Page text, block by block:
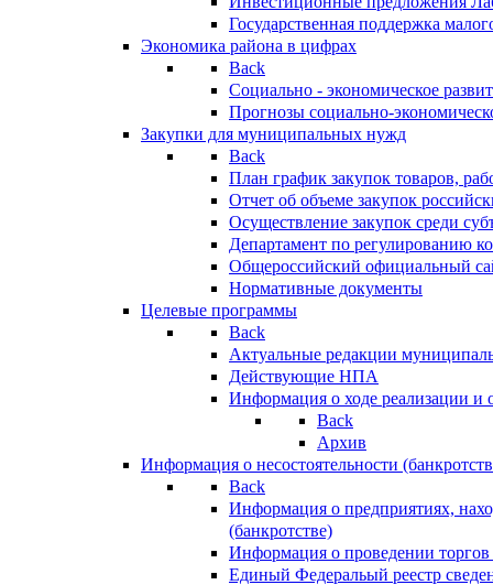
Государственная поддержка
Экономика района в цифрах
Back
Социально - экономическое
Прогнозы социально-
Закупки для муниципальных нужд
Back
План график закупок товаров,
Отчет об объеме закупок
Осуществление закупок среди
Департамент по регулированию
Общероссийский официальный
Нормативные документы
Целевые программы
Back
Актуальные редакции
Действующие НПА
Информация о ходе реализации
Back
Архив
Информация о несостоятельности
Back
Информация о предприятиях,
(банкротстве)
Информация о проведении
Единый Федеральый реестр